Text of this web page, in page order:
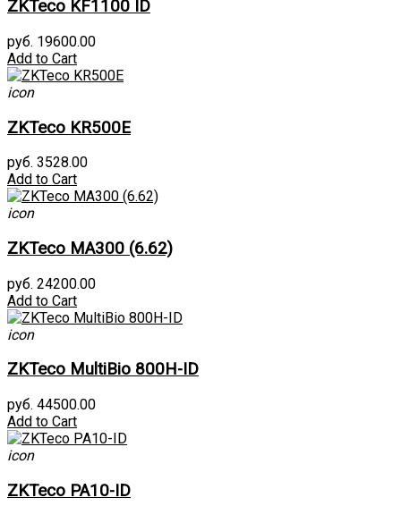
ZKTeco KF1100 ID
руб. 19600.00
Add to Cart
icon
ZKTeco KR500E
руб. 3528.00
Add to Cart
icon
ZKTeco MA300 (6.62)
руб. 24200.00
Add to Cart
icon
ZKTeco MultiBio 800H-ID
руб. 44500.00
Add to Cart
icon
ZKTeco PA10-ID